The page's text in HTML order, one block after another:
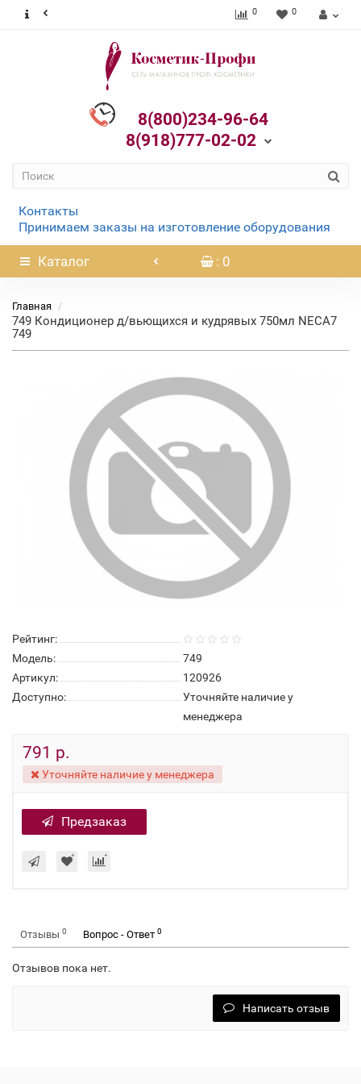
0 0
8(800)234-96-64
8(918)777-02-02
Контакты
Принимаем заказы на изготовление оборудования
Каталог : 0
Главная
749 Кондиционер д/вьющихся и кудрявых 750мл NECA7
749
Рейтинг:
Модель:
749
Артикул:
120926
Доступно:
Уточняйте наличие у
менеджера
791 р.
Уточняйте наличие у менеджера
Предзаказ
Отзывы 0 Вопрос - Ответ 0
Отзывов пока нет.
Написать отзыв